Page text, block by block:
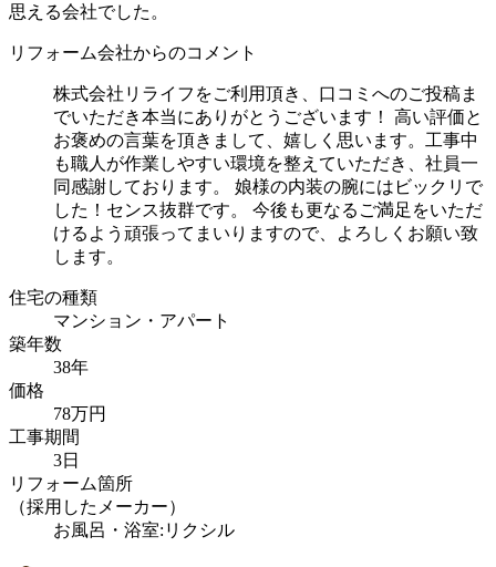
思える会社でした。
リフォーム会社からのコメント
株式会社リライフをご利用頂き、口コミへのご投稿ま
でいただき本当にありがとうございます！ 高い評価と
お褒めの言葉を頂きまして、嬉しく思います。工事中
も職人が作業しやすい環境を整えていただき、社員一
同感謝しております。 娘様の内装の腕にはビックリで
した！センス抜群です。 今後も更なるご満足をいただ
けるよう頑張ってまいりますので、よろしくお願い致
します。
住宅の種類
マンション・アパート
築年数
38年
価格
78万円
工事期間
3日
リフォーム箇所
（採用したメーカー）
お風呂・浴室:リクシル